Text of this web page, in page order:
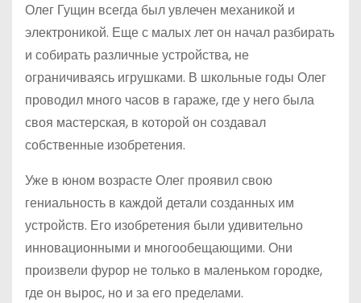
Олег Гущин всегда был увлечен механикой и
электроникой. Еще с малых лет он начал разбирать
и собирать различные устройства, не
ограничиваясь игрушками. В школьные годы Олег
проводил много часов в гараже, где у него была
своя мастерская, в которой он создавал
собственные изобретения.
Уже в юном возрасте Олег проявил свою
гениальность в каждой детали созданных им
устройств. Его изобретения были удивительно
инновационными и многообещающими. Они
произвели фурор не только в маленьком городке,
где он вырос, но и за его пределами.